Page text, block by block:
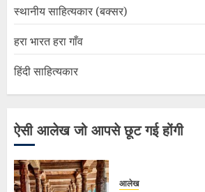
स्थानीय साहित्यकार (बक्सर)
हरा भारत हरा गाँव
हिंदी साहित्यकार
ऐसी आलेख जो आपसे छूट गई होंगी
आलेख